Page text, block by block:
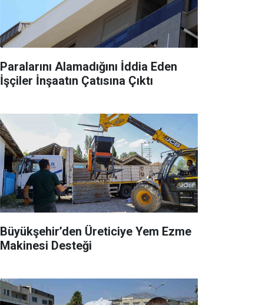
Paralarını Alamadığını İddia Eden
İşçiler İnşaatın Çatısına Çıktı
Büyükşehir’den Üreticiye Yem Ezme
Makinesi Desteği